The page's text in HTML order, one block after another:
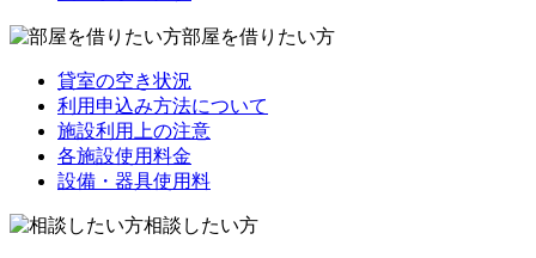
部屋を借りたい方
貸室の空き状況
利用申込み方法について
施設利用上の注意
各施設使用料金
設備・器具使用料
相談したい方